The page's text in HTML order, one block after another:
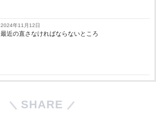
2024年11月12日
最近の直さなければならないところ
SHARE